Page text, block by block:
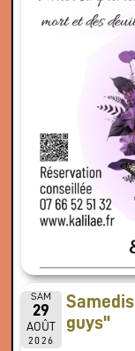
SAM
29
AOÛT
2026
guys"